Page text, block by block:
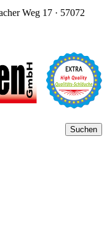
Weg 17 · 57072